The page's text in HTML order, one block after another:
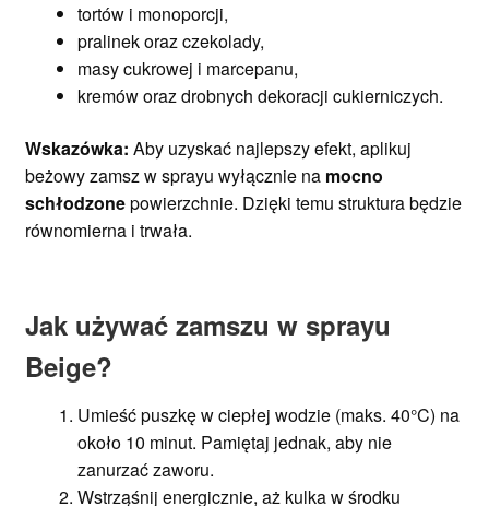
tortów i monoporcji,
pralinek oraz czekolady,
masy cukrowej i marcepanu,
kremów oraz drobnych dekoracji cukierniczych.
Wskazówka: Aby uzyskać najlepszy efekt, aplikuj
beżowy zamsz w sprayu wyłącznie na mocno
schłodzonepowierzchnie. Dzięki temu struktura będzie
równomierna i trwała.
Jak używać zamszu w sprayu
Beige?
Umieść puszkę w ciepłej wodzie (maks. 40°C) na
około 10 minut. Pamiętaj jednak, aby nie
zanurzać zaworu.
Wstrząśnij energicznie, aż kulka w środku